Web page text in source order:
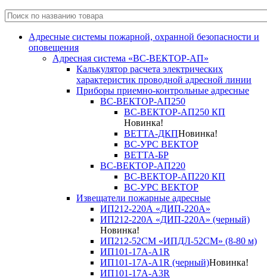
Адресные системы пожарной, охранной безопасности и
оповещения
Адресная система «ВС-ВЕКТОР-АП»
Калькулятор расчета электрических
характеристик проводной адресной линии
Приборы приемно-контрольные адресные
ВС-ВЕКТОР-АП250
ВС-ВЕКТОР-АП250 КП
Новинка!
ВЕТТА-ДКПНовинка!
ВС-УРС ВЕКТОР
ВЕТТА-БР
ВС-ВЕКТОР-АП220
ВС-ВЕКТОР-АП220 КП
ВС-УРС ВЕКТОР
Извещатели пожарные адресные
ИП212-220А «ДИП-220А»
ИП212-220А «ДИП-220А» (черный)
Новинка!
ИП212-52СМ «ИПДЛ-52СМ» (8-80 м)
ИП101-17А-A1R
ИП101-17А-A1R (черный)Новинка!
ИП101-17А-A3R